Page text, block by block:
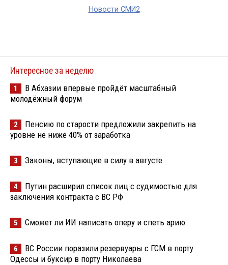
Новости СМИ2
Интересное за неделю
1
В Абхазии впервые пройдёт масштабный
молодёжный форум
2
Пенсию по старости предложили закрепить на
уровне не ниже 40% от заработка
3 Законы, вступающие в силу в августе
4
Путин расширил список лиц с судимостью для
заключения контракта с ВС РФ
5 Сможет ли ИИ написать оперу и спеть арию
6
ВС России поразили резервуары с ГСМ в порту
Одессы и буксир в порту Николаева